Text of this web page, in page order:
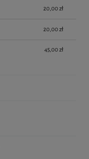
20,00 zł
20,00 zł
45,00 zł